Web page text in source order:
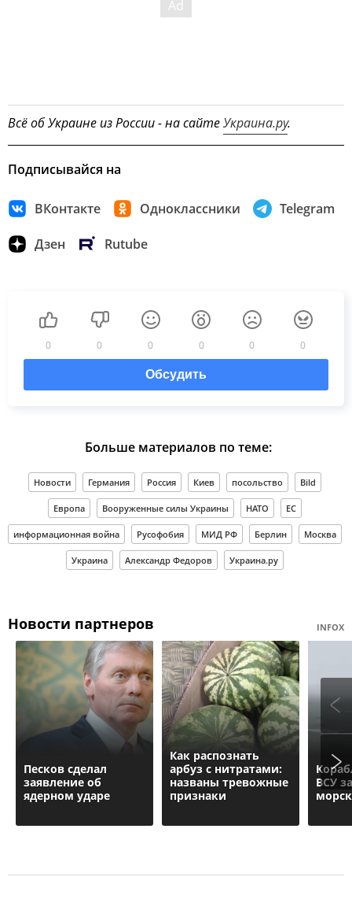
Всё об Украине из России - на сайтеУкраина.ру.
Подписывайся на
ВКонтакте Одноклассники Telegram
Дзен Rutube
0 0 0 0 0 0
Обсудить
Больше материалов по теме:
Новости Германия Россия Киев посольство Bild
Европа Вооруженные силы Украины НАТО ЕС
информационная война Русофобия МИД РФ Берлин Москва
Украина Александр Федоров Украина.ру
Новости партнеров INFOX
Песков сделал
заявление об
ядерном ударе
Как распознать
арбуз с нитратами:
названы тревожные
признаки
ВСУ